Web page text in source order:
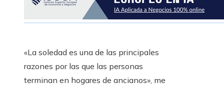
«La soledad es una de las principales
razones por las que las personas
terminan en hogares de ancianos», me